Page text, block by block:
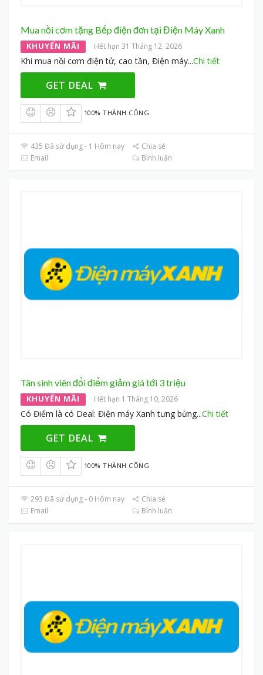
Mua nồi cơm tặng Bếp điện đơn tại Điện Máy Xanh
KHUYẾN MÃI Hết hạn 31 Tháng 12, 2026
Khi mua nồi cơm điện tử, cao tần, Điện máy...Chi tiết
GET DEAL
100% THÀNH CÔNG
435 Đã sử dụng - 1 Hôm nay
Chia sẻ
Email
Bình luận
Tân sinh viên đổi điểm giảm giá tới 3 triệu
KHUYẾN MÃI Hết hạn 1 Tháng 10, 2026
Có Điểm là có Deal: Điện máy Xanh tưng bừng...Chi tiết
GET DEAL
100% THÀNH CÔNG
293 Đã sử dụng - 0 Hôm nay
Chia sẻ
Email
Bình luận